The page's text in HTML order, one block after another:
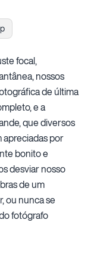
focal,
nossos
de última
e a
que diversos
apreciadas por
bonito e
desviar nosso
de um
ou nunca se
fotógrafo